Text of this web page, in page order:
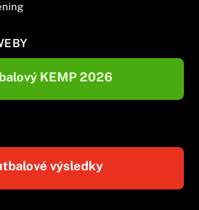
KEMP 2026
výsledky